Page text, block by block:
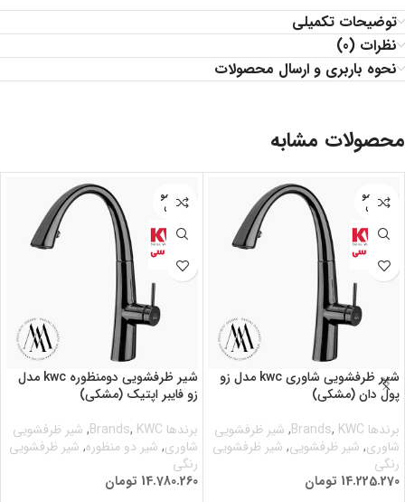
توضیحات تکمیلی
نظرات (0)
نحوه باربری و ارسال محصولات
محصولات مشابه
اتمام مو
جودی
شیر ظرفشویی شاوری kwc مدل زو
پول دان (مشکی)
برندها Brands
, KWC
, شیر ظرفشویی
شاوری, شیر ظرفشویی, شیر ظرفشویی
رنگی
14.225.270 تومان
اتمام مو
جودی
شیر ظرفشویی دومنظوره kwc مدل
زو فایبر اپتیک (مشکی)
برندها Brands
, KWC
, شیر ظرفشویی
شاوری, شیر دو منظوره, شیر ظرفشویی
رنگی
14.780.260 تومان